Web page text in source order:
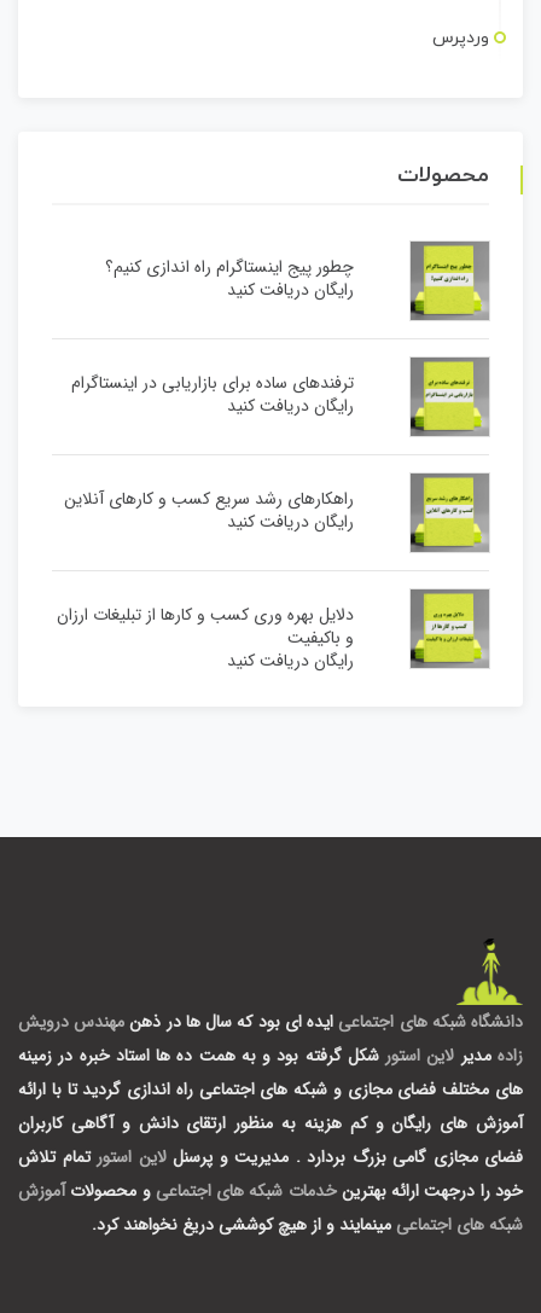
وردپرس
محصولات
چطور پیج اینستاگرام راه اندازی کنیم؟
رایگان دریافت کنید
ترفندهای ساده برای بازاریابی در اینستاگرام
رایگان دریافت کنید
راهکارهای رشد سریع کسب و کارهای آنلاین
رایگان دریافت کنید
دلایل بهره وری کسب و کارها از تبلیغات ارزان
و باکیفیت
رایگان دریافت کنید
دانشگاه شبکه های اجتماعی ایده ای بود که سال ها در ذهنمهندس درویش
زاده مدیر لاین استورشکل گرفته بود و به همت ده ها استاد خبره در زمینه
های مختلف فضای مجازی و شبکه های اجتماعی راه اندازی گردید تا با ارائه
آموزش های رایگان و کم هزینه به منظور ارتقای دانش و آگاهی کاربران
فضای مجازی گامی بزرگ بردارد . مدیریت و پرسنللاین استورتمام تلاش
خود را درجهت ارائه بهترینخدمات شبکه های اجتماعی و محصولات آموزش
شبکه های اجتماعی مینمایند و از هیچ کوششی دریغ نخواهند کرد.